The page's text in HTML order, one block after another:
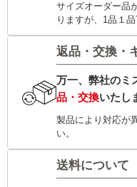
サイズオーダー品
りますが、1品１
返品・交換・
万一、弊社のミ
品・交換いたし
製品により対応が
い。
送料について